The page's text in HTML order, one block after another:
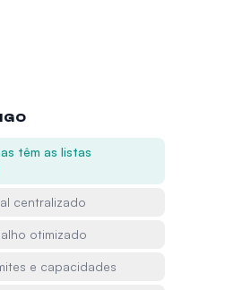
têm as listas
centralizado
otimizado
e capacidades